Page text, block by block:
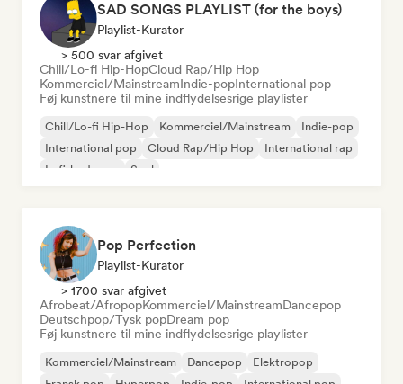
SAD SONGS PLAYLIST (for the boys)
Playlist-Kurator
> 500 svar afgivet
Chill/Lo-fi Hip-HopCloud Rap/Hip Hop
Kommerciel/MainstreamIndie-popInternational pop
Føj kunstnere til mine indflydelsesrige playlister
Chill/Lo-fi Hip-Hop Kommerciel/Mainstream
Indie-pop
International pop
Cloud Rap/Hip Hop
International rap
Lofi-bedroom
Soul
Pop Perfection
Playlist-Kurator
> 1700 svar afgivet
Afrobeat/AfropopKommerciel/MainstreamDancepop
Deutschpop/Tysk popDream pop
Føj kunstnere til mine indflydelsesrige playlister
Kommerciel/Mainstream Dancepop
Elektropop